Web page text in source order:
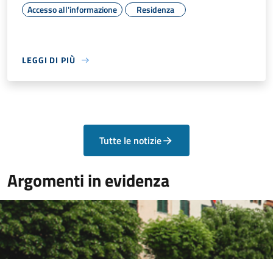
Accesso all'informazione Residenza
LEGGI DI PIÙ
Tutte le notizie
Argomenti in evidenza